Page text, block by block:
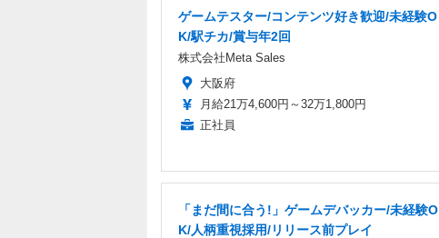
ゲームテスター/コンテンツ好き歓迎/未経験O
K/駅チカ/賞与年2回
株式会社Meta Sales
大阪府
月給21万4,600円～32万1,800円
正社員
「まだ間に合う!」ゲームデバッカー/未経験O
K/人柄重視採用/リリース前プレイ